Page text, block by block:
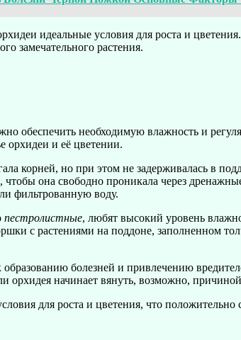
идеальные условия для роста и
замечательного растения.
обеспечить необходимую влажность и
орхидеи и её цветении.
корней, но при этом не задерживалась в
она свободно проникала через
фильтрованную воду.
пестролистные, любят высокий уровень
с растениями на поддоне, заполненном
болезней и привлечению
орхидея начинает вянуть, возможно,
для роста и цветения, что